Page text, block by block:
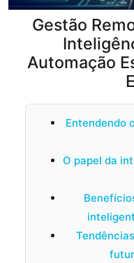
Gestão
Automação
Entendendo
O papel da